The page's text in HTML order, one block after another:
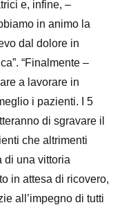
e, infine, –
in animo la
dal dolore in
“Finalmente –
a lavorare in
i pazienti. I 5
di sgravare il
che altrimenti
di una vittoria
in attesa di ricovero,
all’impegno di tutti